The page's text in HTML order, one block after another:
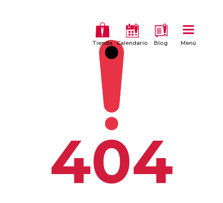
Tienda Calendario Blog Menú
404